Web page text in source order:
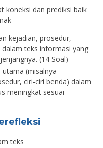
koneksi dan prediksi baik
kejadian, prosedur,
teks informasi yang
(14 Soal)
(misalnya
ciri-ciri benda) dalam
meningkat sesuai
teks